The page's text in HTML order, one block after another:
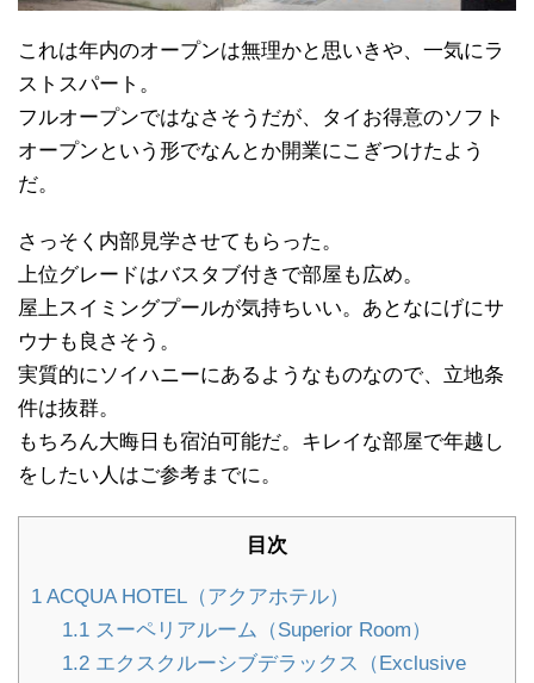
これは年内のオープンは無理かと思いきや、一気にラ
ストスパート。
フルオープンではなさそうだが、タイお得意のソフト
オープンという形でなんとか開業にこぎつけたよう
だ。
さっそく内部見学させてもらった。
上位グレードはバスタブ付きで部屋も広め。
屋上スイミングプールが気持ちいい。あとなにげにサ
ウナも良さそう。
実質的にソイハニーにあるようなものなので、立地条
件は抜群。
もちろん大晦日も宿泊可能だ。キレイな部屋で年越し
をしたい人はご参考までに。
目次
1 ACQUA HOTEL（アクアホテル）
1.1スーペリアルーム（Superior Room）
1.2エクスクルーシブデラックス（Exclusive